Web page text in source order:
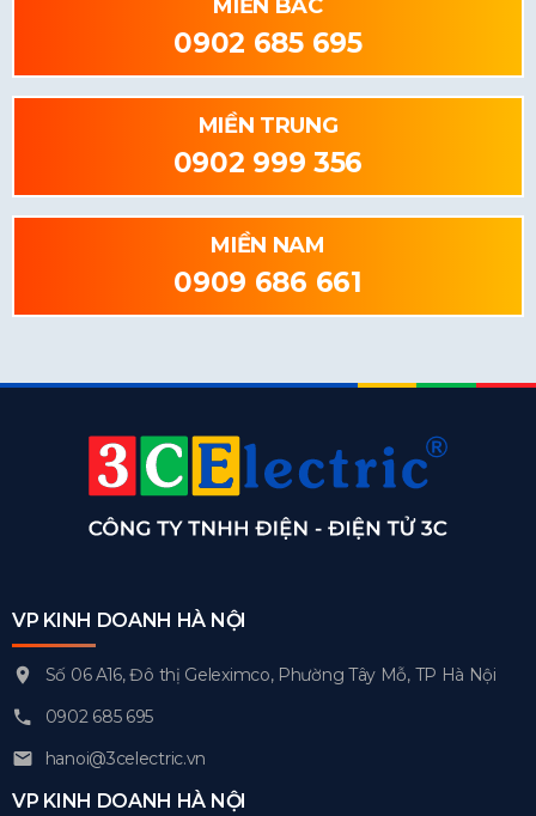
MIỀN BẮC
0902 685 695
MIỀN TRUNG
0902 999 356
MIỀN NAM
0909 686 661
VP KINH DOANH HÀ NỘI
Số 06 A16, Đô thị Geleximco, Phường Tây Mỗ, TP Hà Nội
0902 685 695
hanoi@3celectric.vn
VP KINH DOANH HÀ NỘI